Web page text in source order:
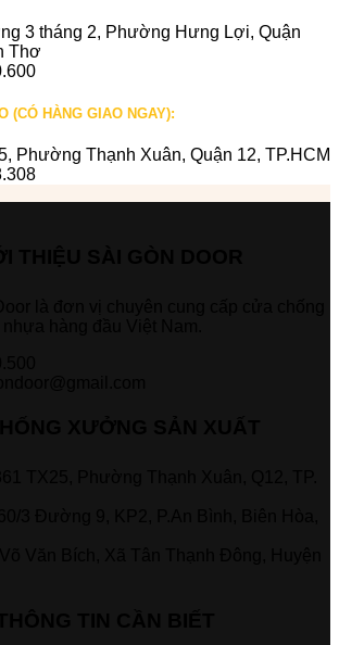
3 tháng 2, Phường Hưng Lợi, Quận
Thơ
(CÓ HÀNG GIAO NGAY):
Phường Thạnh Xuân, Quận 12, TP.HCM